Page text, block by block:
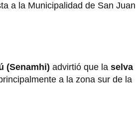
a la Municipalidad de San Juan
(Senamhi) advirtió que la selva
a la zona sur de la